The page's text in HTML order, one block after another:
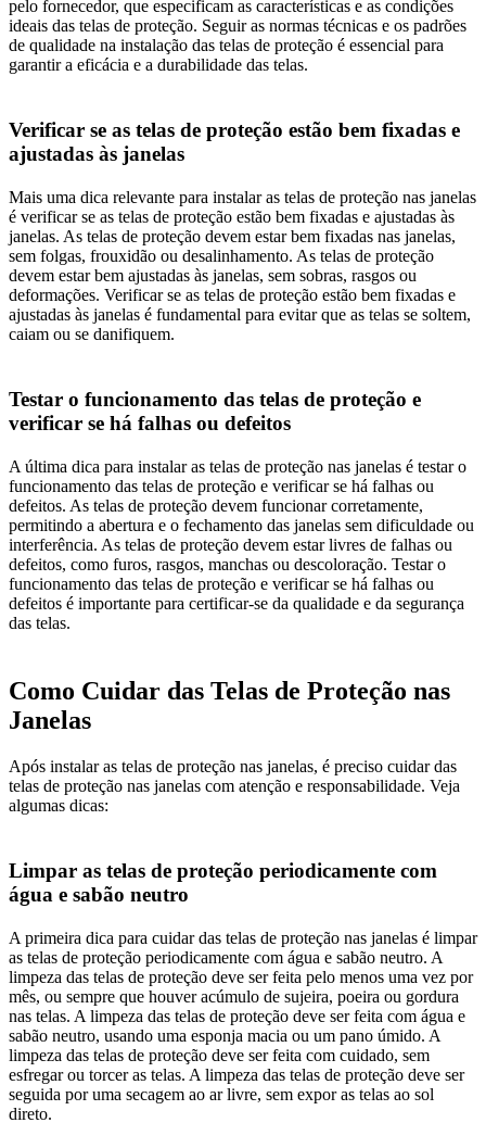
pelo fornecedor, que especificam as características e as condições
ideais das telas de proteção. Seguir as normas técnicas e os padrões
de qualidade na instalação das telas de proteção é essencial para
garantir a eficácia e a durabilidade das telas.
Verificar se as telas de proteção estão bem fixadas e
ajustadas às janelas
Mais uma dica relevante para instalar as telas de proteção nas janelas
é verificar se as telas de proteção estão bem fixadas e ajustadas às
janelas. As telas de proteção devem estar bem fixadas nas janelas,
sem folgas, frouxidão ou desalinhamento. As telas de proteção
devem estar bem ajustadas às janelas, sem sobras, rasgos ou
deformações. Verificar se as telas de proteção estão bem fixadas e
ajustadas às janelas é fundamental para evitar que as telas se soltem,
caiam ou se danifiquem.
Testar o funcionamento das telas de proteção e
verificar se há falhas ou defeitos
A última dica para instalar as telas de proteção nas janelas é testar o
funcionamento das telas de proteção e verificar se há falhas ou
defeitos. As telas de proteção devem funcionar corretamente,
permitindo a abertura e o fechamento das janelas sem dificuldade ou
interferência. As telas de proteção devem estar livres de falhas ou
defeitos, como furos, rasgos, manchas ou descoloração. Testar o
funcionamento das telas de proteção e verificar se há falhas ou
defeitos é importante para certificar-se da qualidade e da segurança
das telas.
Como Cuidar das Telas de Proteção nas
Janelas
Após instalar as telas de proteção nas janelas, é preciso cuidar das
telas de proteção nas janelas com atenção e responsabilidade. Veja
algumas dicas:
Limpar as telas de proteção periodicamente com
água e sabão neutro
A primeira dica para cuidar das telas de proteção nas janelas é limpar
as telas de proteção periodicamente com água e sabão neutro. A
limpeza das telas de proteção deve ser feita pelo menos uma vez por
mês, ou sempre que houver acúmulo de sujeira, poeira ou gordura
nas telas. A limpeza das telas de proteção deve ser feita com água e
sabão neutro, usando uma esponja macia ou um pano úmido. A
limpeza das telas de proteção deve ser feita com cuidado, sem
esfregar ou torcer as telas. A limpeza das telas de proteção deve ser
seguida por uma secagem ao ar livre, sem expor as telas ao sol
direto.